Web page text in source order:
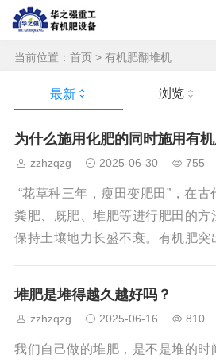
当前位置： 首页 > 有机肥翻堆机
最新 浏览
为什么施用化肥的同时施用有机
zzhzqzg 2025-06-30 755
“花草种三年，瘦田变肥田”，在
粪肥、厩肥、堆肥等进行肥田的方
保持土壤地力长盛不衰。有机肥突
供肥和抗旱防涝能力，增产明显
的。那么在化肥价格上涨的今天，
不是就不需要化肥了？ 答案是否
堆肥是堆得越久越好吗？
zzhzqzg 2025-06-16 810
我们自己做的堆肥，是不是堆的时